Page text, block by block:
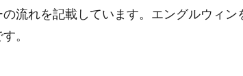
の流れを記載しています。エングルウィ
。